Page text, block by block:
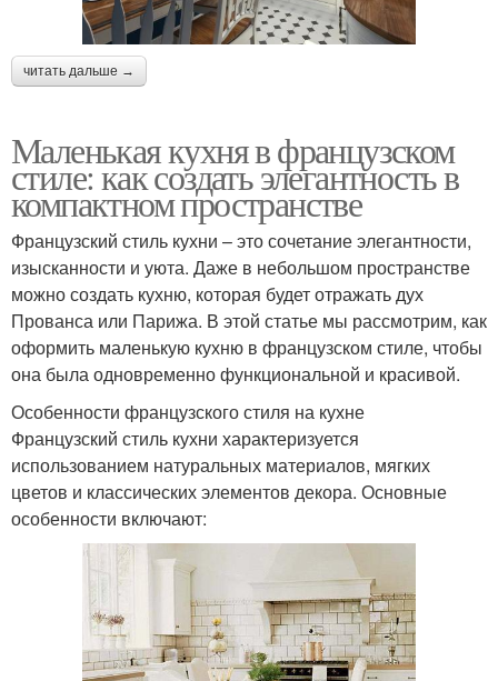
читать дальше →
Маленькая кухня в французском
стиле: как создать элегантность в
компактном пространстве
Французский стиль кухни – это сочетание элегантности,
изысканности и уюта. Даже в небольшом пространстве
можно создать кухню, которая будет отражать дух
Прованса или Парижа. В этой статье мы рассмотрим, как
оформить маленькую кухню в французском стиле, чтобы
она была одновременно функциональной и красивой.
Особенности французского стиля на кухне
Французский стиль кухни характеризуется
использованием натуральных материалов, мягких
цветов и классических элементов декора. Основные
особенности включают: